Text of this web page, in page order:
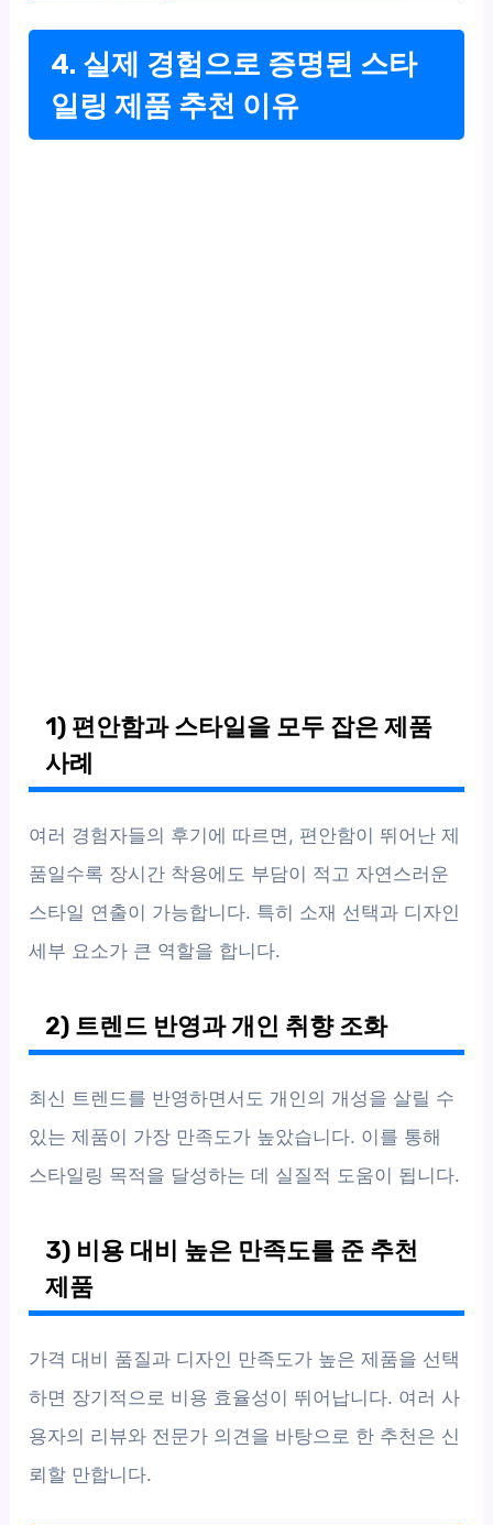
4. 실제 경험으로 증명된 스타
일링 제품 추천 이유
1) 편안함과 스타일을 모두 잡은 제품
사례
여러 경험자들의 후기에 따르면, 편안함이 뛰어난 제
품일수록 장시간 착용에도 부담이 적고 자연스러운
스타일 연출이 가능합니다. 특히 소재 선택과 디자인
세부 요소가 큰 역할을 합니다.
2) 트렌드 반영과 개인 취향 조화
최신 트렌드를 반영하면서도 개인의 개성을 살릴 수
있는 제품이 가장 만족도가 높았습니다. 이를 통해
스타일링 목적을 달성하는 데 실질적 도움이 됩니다.
3) 비용 대비 높은 만족도를 준 추천
제품
가격 대비 품질과 디자인 만족도가 높은 제품을 선택
하면 장기적으로 비용 효율성이 뛰어납니다. 여러 사
용자의 리뷰와 전문가 의견을 바탕으로 한 추천은 신
뢰할 만합니다.